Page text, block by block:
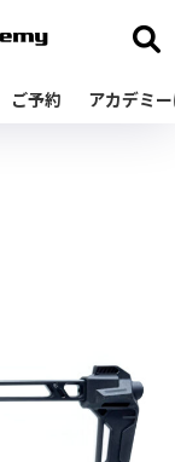
ご予約 アカデミ